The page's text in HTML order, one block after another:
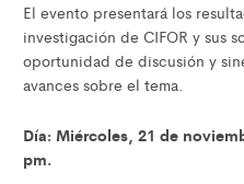
El evento presentará los
investigación de CIFOR y sus
oportunidad de discusión y
avances sobre el tema.
Día: Miércoles, 21 de
pm.